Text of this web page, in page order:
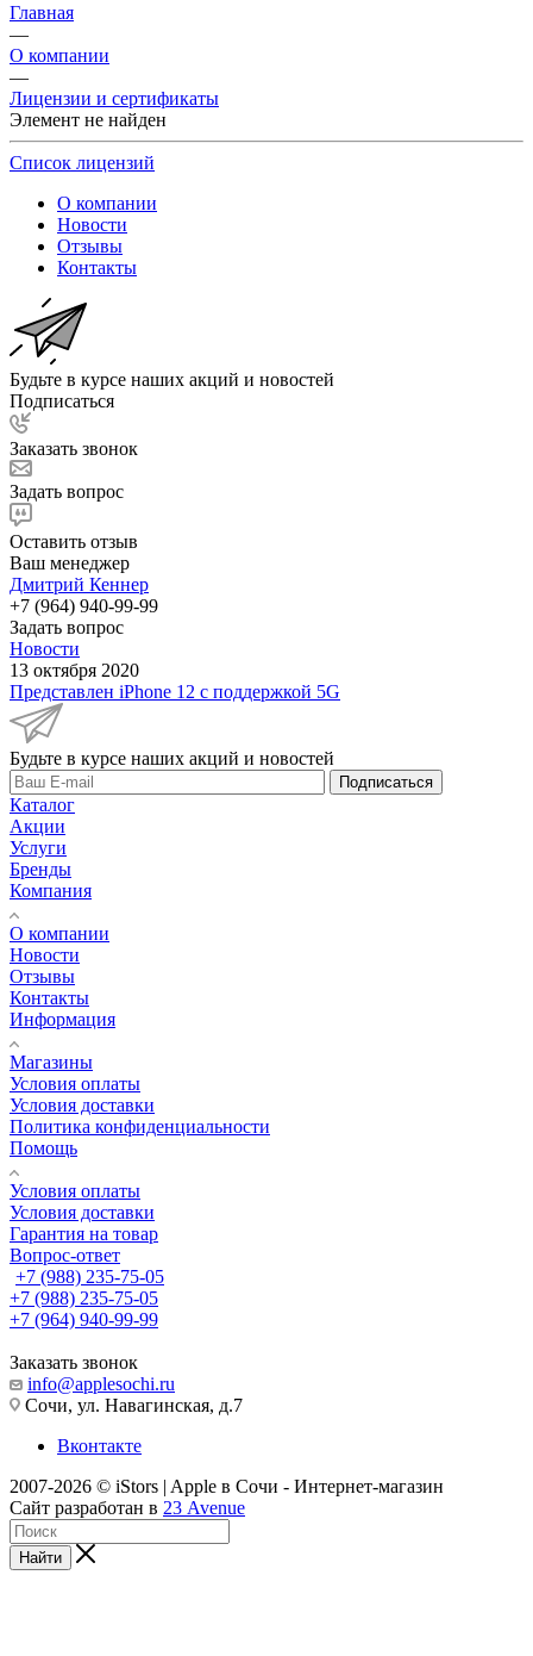
Главная
—
О компании
—
Лицензии и сертификаты
Элемент не найден
Список лицензий
О компании
Новости
Отзывы
Контакты
Будьте в курсе наших акций и новостей
Подписаться
Заказать звонок
Задать вопрос
Оставить отзыв
Ваш менеджер
Дмитрий Кеннер
+7 (964) 940-99-99
Задать вопрос
Новости
13 октября 2020
Представлен iPhone 12 с поддержкой 5G
Будьте в курсе наших акций и новостей
Подписаться
Каталог
Акции
Услуги
Бренды
Компания
О компании
Новости
Отзывы
Контакты
Информация
Магазины
Условия оплаты
Условия доставки
Политика конфиденциальности
Помощь
Условия оплаты
Условия доставки
Гарантия на товар
Вопрос-ответ
+7 (988) 235-75-05
+7 (988) 235-75-05
+7 (964) 940-99-99
Заказать звонок
info@applesochi.ru
Сочи, ул. Навагинская, д.7
Вконтакте
2007-2026 © iStors | Apple в Сочи - Интернет-магазин
Сайт разработан в 23 Avenue
Найти